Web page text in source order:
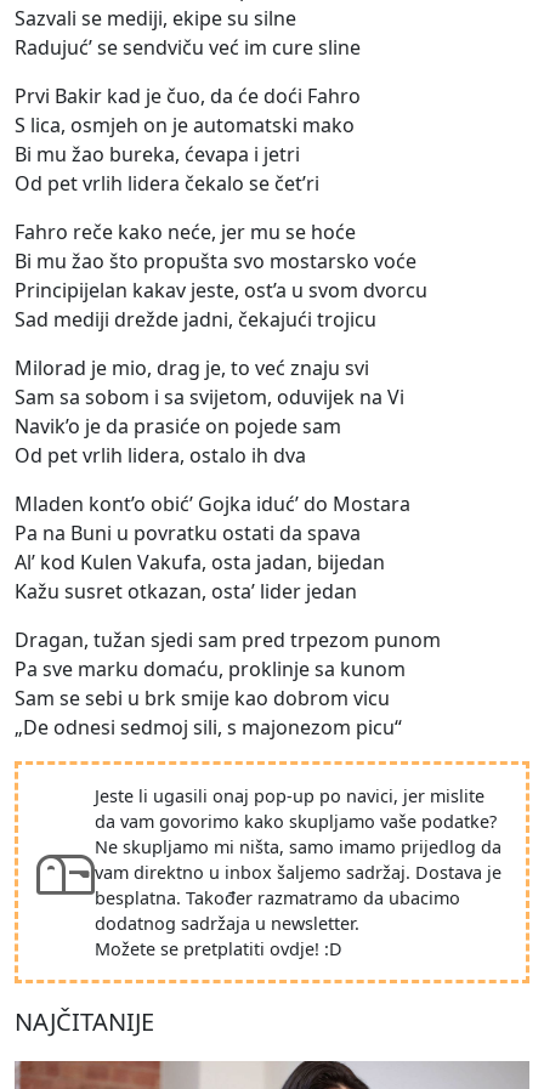
Sazvali se mediji, ekipe su silne
Radujuć’ se sendviču već im cure sline
Prvi Bakir kad je čuo, da će doći Fahro
S lica, osmjeh on je automatski mako
Bi mu žao bureka, ćevapa i jetri
Od pet vrlih lidera čekalo se čet’ri
Fahro reče kako neće, jer mu se hoće
Bi mu žao što propušta svo mostarsko voće
Principijelan kakav jeste, ost’a u svom dvorcu
Sad mediji drežde jadni, čekajući trojicu
Milorad je mio, drag je, to već znaju svi
Sam sa sobom i sa svijetom, oduvijek na Vi
Navik’o je da prasiće on pojede sam
Od pet vrlih lidera, ostalo ih dva
Mladen kont’o obić’ Gojka iduć’ do Mostara
Pa na Buni u povratku ostati da spava
Al’ kod Kulen Vakufa, osta jadan, bijedan
Kažu susret otkazan, osta’ lider jedan
Dragan, tužan sjedi sam pred trpezom punom
Pa sve marku domaću, proklinje sa kunom
Sam se sebi u brk smije kao dobrom vicu
„De odnesi sedmoj sili, s majonezom picu“
Jeste li ugasili onaj pop-up po navici, jer mislite
da vam govorimo kako skupljamo vaše podatke?
Ne skupljamo mi ništa, samo imamo prijedlog da
vam direktno u inbox šaljemo sadržaj. Dostava je
besplatna. Također razmatramo da ubacimo
dodatnog sadržaja u newsletter.
Možete se pretplatiti ovdje! :D
NAJČITANIJE